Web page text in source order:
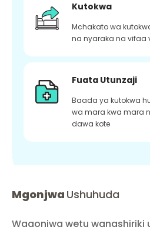
Kutokwa
Mchakato wa
na nyaraka na vifaa
Fuata Utunzaji
Baada ya kutokwa
wa mara kwa mara
dawa kote
Mgonjwa Ushuhuda
Wagonjwa wetu wanashiriki